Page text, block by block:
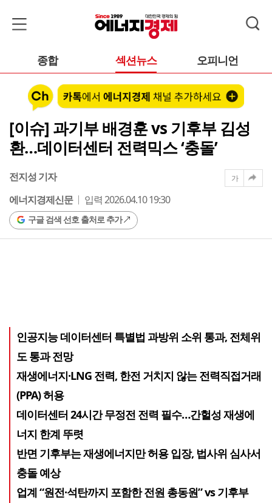
종합 섹션뉴스 오피니언
[이슈] 과기부 배경훈 vs 기후부 김성
환…데이터센터 전력믹스 ‘충돌’
전지성 기자
에너지경제신문
입력 2026.04.10 19:30
구글 검색 선호 출처로 추가
가
인공지능 데이터센터 특별법 과방위 소위 통과, 전체위
도 통과 전망
재생에너지·LNG 전력, 한전 거치지 않는 전력직접거래
(PPA) 허용
데이터센터 24시간 무정전 전력 필수…간헐성 재생에
너지 한계 뚜렷
반면 기후부는 재생에너지만 허용 입장, 법사위 심사서
충돌 예상
업계 “원전·석탄까지 포함한 전원 총동원” vs 기후부